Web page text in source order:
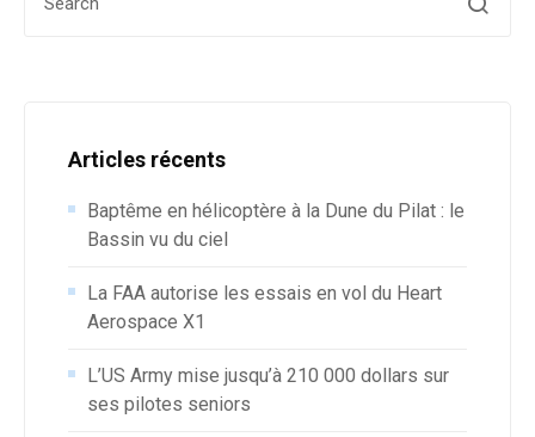
Articles récents
Baptême en hélicoptère à la Dune du Pilat : le
Bassin vu du ciel
La FAA autorise les essais en vol du Heart
Aerospace X1
L’US Army mise jusqu’à 210 000 dollars sur
ses pilotes seniors